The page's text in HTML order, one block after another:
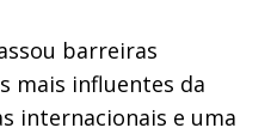
barreiras
mais influentes da
internacionais e uma